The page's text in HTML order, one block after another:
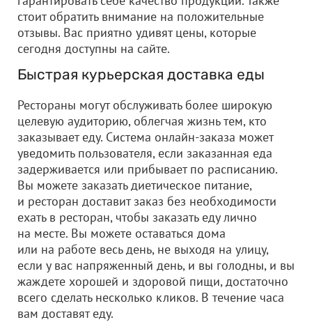
стоит обратить внимание на положительные
отзывы. Вас приятно удивят цены, которые
сегодня доступны на сайте.
Быстрая курьерская доставка еды
Рестораны могут обслуживать более широкую
целевую аудиторию, облегчая жизнь тем, кто
заказывает еду. Система онлайн-заказа может
уведомить пользователя, если заказанная еда
задерживается или прибывает по расписанию.
Вы можете заказать диетическое питание,
и ресторан доставит заказ без необходимости
ехать в ресторан, чтобы заказать еду лично
на месте. Вы можете оставаться дома
или на работе весь день, не выходя на улицу,
если у вас напряженный день, и вы голодны, и вы
жаждете хорошей и здоровой пищи, достаточно
всего сделать несколько кликов. В течение часа
вам доставят еду.